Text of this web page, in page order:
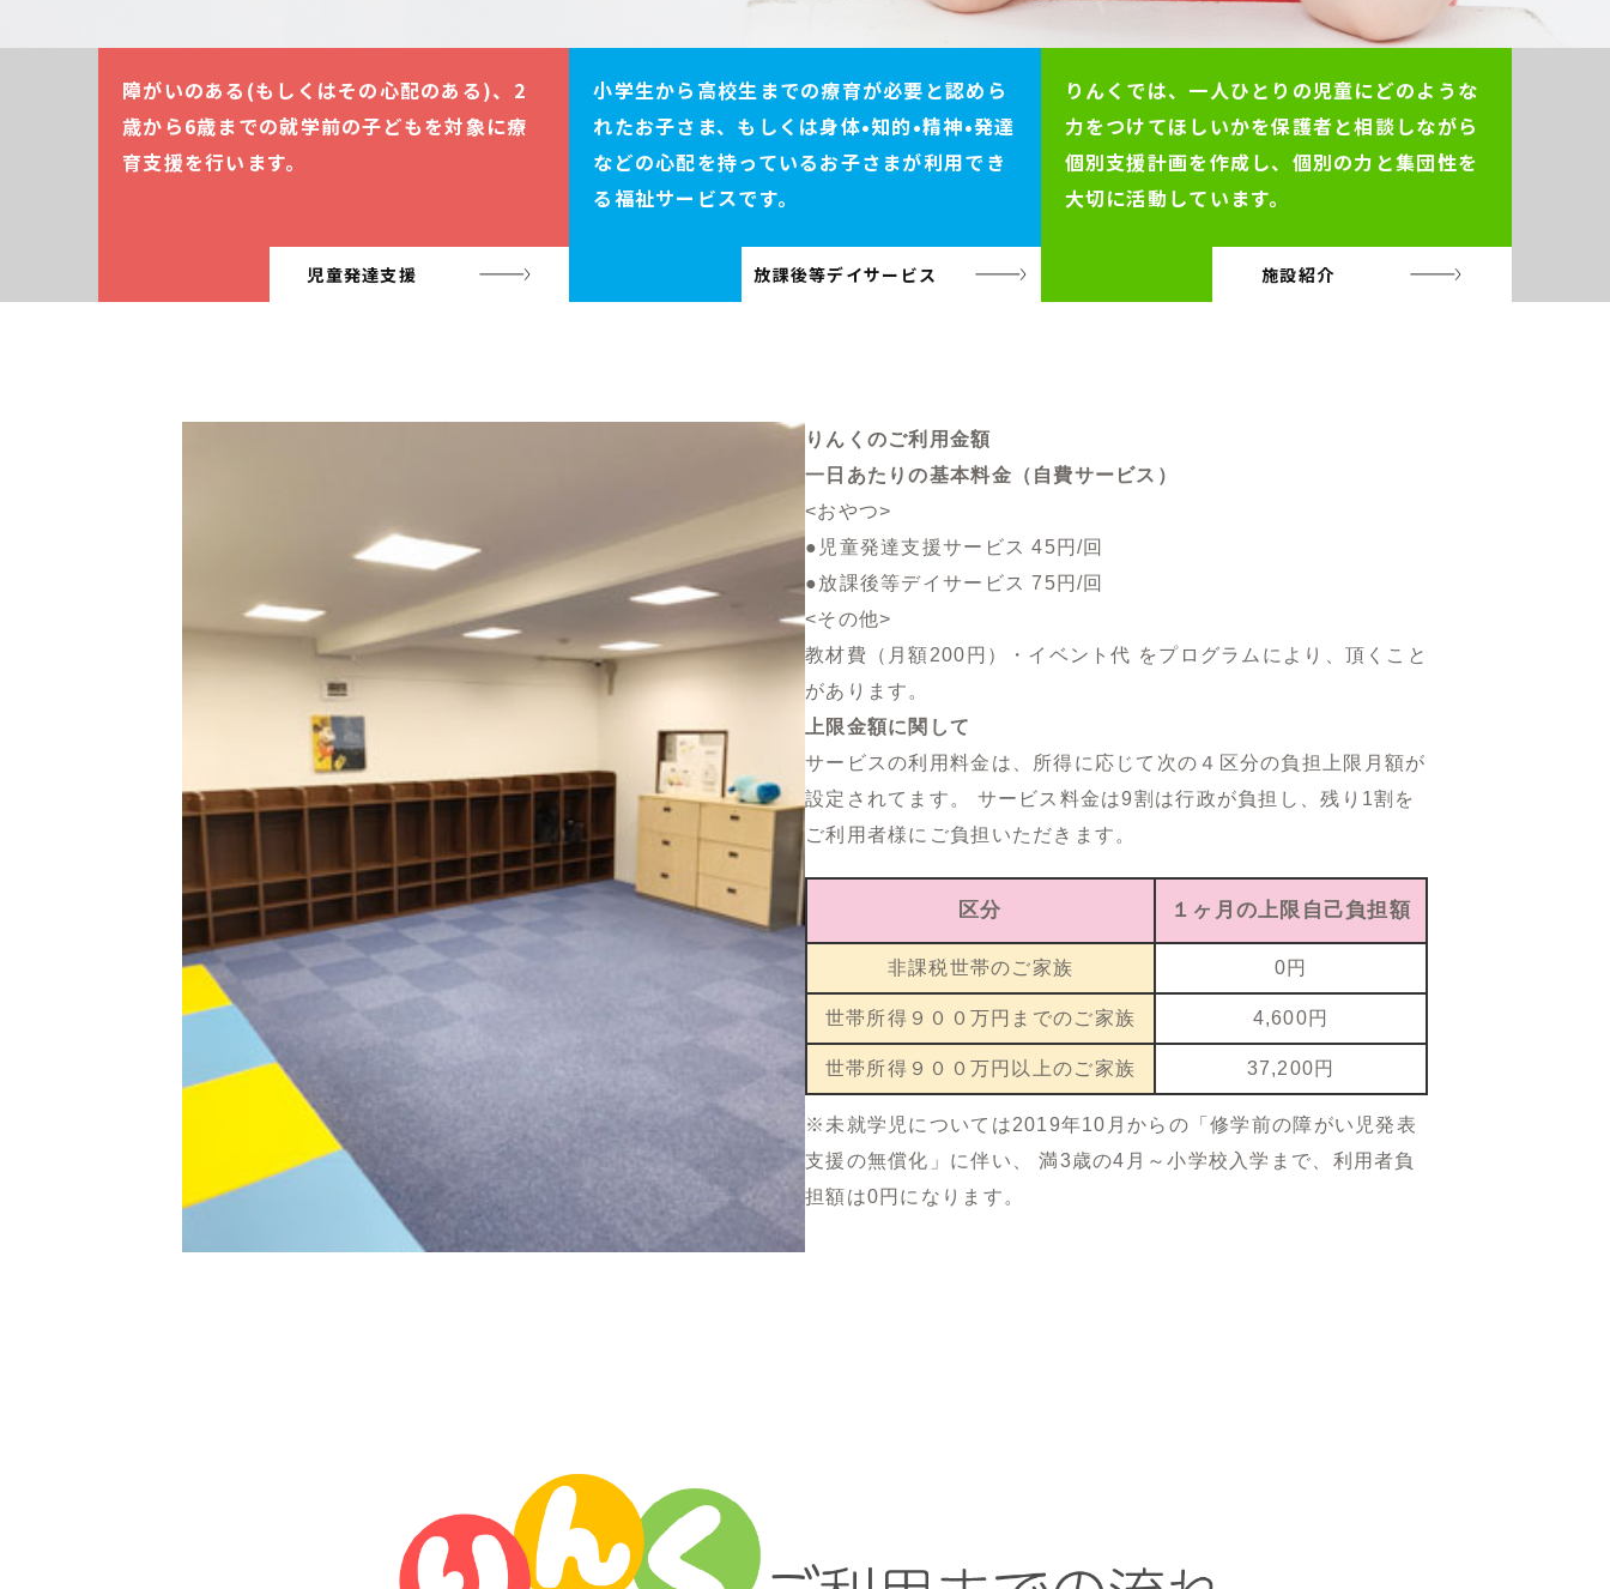
障がいのある(もしくはその心配のある)、2
歳から6歳までの就学前の子どもを対象に療
育支援を行います。
児童発達支援
小学生から高校生までの療育が必要と認めら
れたお子さま、もしくは身体•知的•精神•発達
などの心配を持っているお子さまが利用でき
る福祉サービスです。
放課後等デイサービス
りんくでは、一人ひとりの児童にどのような
力をつけてほしいかを保護者と相談しながら
個別支援計画を作成し、個別の力と集団性を
大切に活動しています。
施設紹介
りんくのご利用金額
一日あたりの基本料金（自費サービス）
<おやつ>
●児童発達支援サービス 45円/回
●放課後等デイサービス 75円/回
<その他>
教材費（月額200円）・イベント代 をプログラムにより、頂くこと
があります。
上限金額に関して
サービスの利用料金は、所得に応じて次の４区分の負担上限月額が
設定されてます。 サービス料金は9割は行政が負担し、残り1割を
ご利用者様にご負担いただきます。
区分 １ヶ月の上限自己負担額
非課税世帯のご家族 0円
世帯所得９００万円までのご家族 4,600円
世帯所得９００万円以上のご家族 37,200円
※未就学児については2019年10月からの「修学前の障がい児発表
支援の無償化」に伴い、 満3歳の4月～小学校入学まで、利用者負
担額は0円になります。